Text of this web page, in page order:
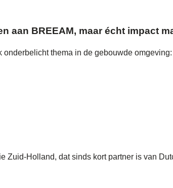
aan BREEAM, maar écht impact
thema in de gebouwde
Holland, dat sinds kort partner is van